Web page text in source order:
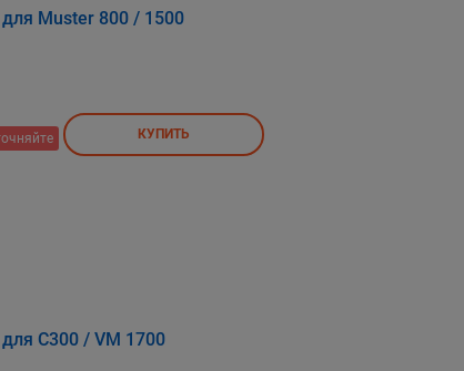
Muster 800 / 1500
КУПИТЬ
C300 / VM 1700